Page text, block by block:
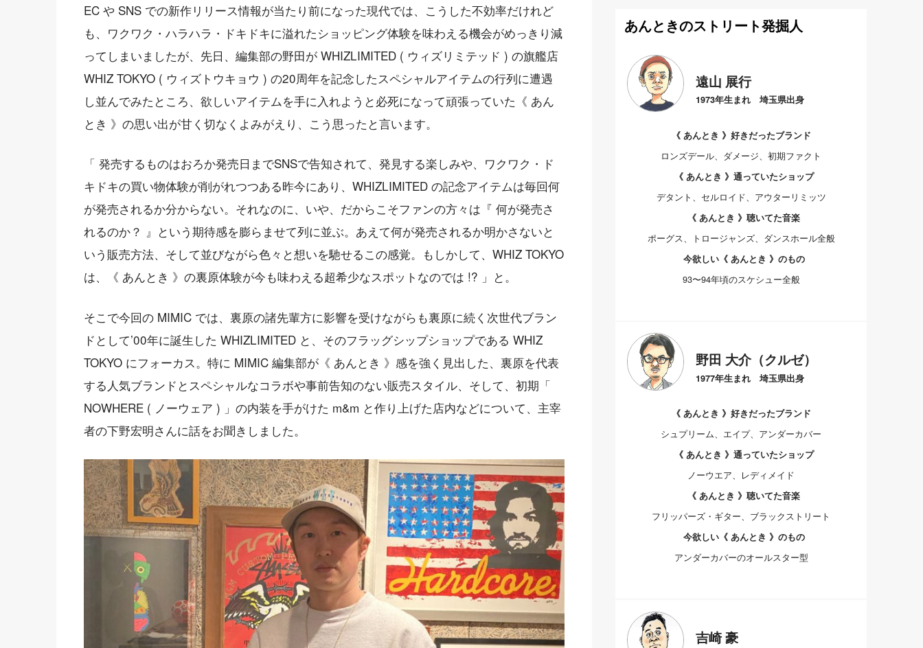
EC や SNS での新作リリース情報が当たり前になった現代では、こうした不効率だけれど
も、ワクワク・ハラハラ・ドキドキに溢れたショッピング体験を味わえる機会がめっきり減
ってしまいましたが、先日、編集部の野田が WHIZLIMITED ( ウィズリミテッド ) の旗艦店
WHIZ TOKYO ( ウィズトウキョウ ) の20周年を記念したスペシャルアイテムの行列に遭遇
し並んでみたところ、欲しいアイテムを手に入れようと必死になって頑張っていた《 あん
とき 》の思い出が甘く切なくよみがえり、こう思ったと言います。
「 発売するものはおろか発売日までSNSで告知されて、発見する楽しみや、ワクワク・ド
キドキの買い物体験が削がれつつある昨今にあり、WHIZLIMITED の記念アイテムは毎回何
が発売されるか分からない。それなのに、いや、だからこそファンの方々は『 何が発売さ
れるのか？ 』という期待感を膨らませて列に並ぶ。あえて何が発売されるか明かさないと
いう販売方法、そして並びながら色々と想いを馳せるこの感覚。もしかして、WHIZ TOKYO
は、《 あんとき 》の裏原体験が今も味わえる超希少なスポットなのでは !? 」と。
そこで今回の MIMIC では、裏原の諸先輩方に影響を受けながらも裏原に続く次世代ブラン
ドとして’00年に誕生した WHIZLIMITED と、そのフラッグシップショップである WHIZ
TOKYO にフォーカス。特に MIMIC 編集部が《 あんとき 》感を強く見出した、裏原を代表
する人気ブランドとスペシャルなコラボや事前告知のない販売スタイル、そして、初期「
NOWHERE ( ノーウェア ) 」の内装を手がけた m&m と作り上げた店内などについて、主宰
者の下野宏明さんに話をお聞きしました。
あんときのストリート発掘人
遠山 展行
1973年生まれ 埼玉県出身
《 あんとき 》好きだったブランド
ロンズデール、ダメージ、初期ファクト
《 あんとき 》通っていたショップ
デタント、セルロイド、アウターリミッツ
《 あんとき 》聴いてた音楽
ポーグス、トロージャンズ、ダンスホール全般
今欲しい《 あんとき 》のもの
93〜94年頃のスケシュー全般
野田 大介（クルゼ）
1977年生まれ 埼玉県出身
《 あんとき 》好きだったブランド
シュプリーム、エイプ、アンダーカバー
《 あんとき 》通っていたショップ
ノーウエア、レディメイド
《 あんとき 》聴いてた音楽
フリッパーズ・ギター、ブラックストリート
今欲しい《 あんとき 》のもの
アンダーカバーのオールスター型
吉崎 豪